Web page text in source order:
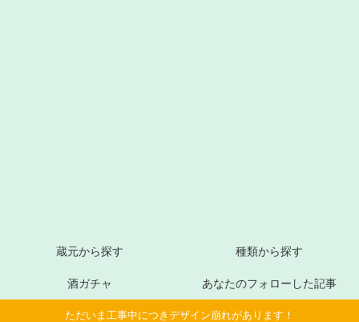
蔵元から探す 種類から探す
酒ガチャ あなたのフォローした記事
ただいま工事中につきデザイン崩れがあります！